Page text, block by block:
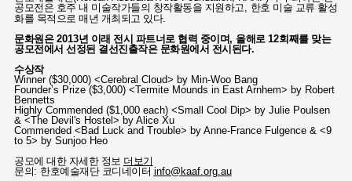
공모전은 호주 내 미술작가들의 창작활동을 지원하고, 한호 미술 교류 활성
화를 목적으로 매년 개최되고 있다.
문화원은 2013년 이래 전시 파트너로 협력 중이며 , 올해로 12회째를 맞는
공모전에서 선정된 결선진출작은 문화원에서 전시된다.
수상작
Winner ($30,000) <Cerebral Cloud> by Min-Woo Bang
Founder’s Prize ($3,000) <Termite Mounds in East Arnhem> by Robert
Bennetts
Highly Commended ($1,000 each) <Small Cool Dip> by Julie Poulsen
& <The Devil's Hostel> by Alice Xu
Commended <Bad Luck and Trouble> by Anne-France Fulgence & <9
to 5> by Sunjoo Heo
공모에 대한 자세한 정보 더보기
문의: 한호예술재단 코디네이터 info@kaaf.org.au